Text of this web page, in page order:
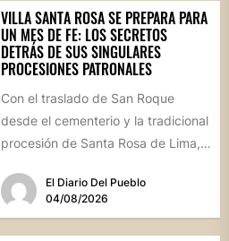
VILLA SANTA ROSA SE PREPARA PARA
UN MES DE FE: LOS SECRETOS
DETRÁS DE SUS SINGULARES
PROCESIONES PATRONALES
Con el traslado de San Roque
desde el cementerio y la tradicional
procesión de Santa Rosa de Lima,
El Diario Del Pueblo
04/08/2026